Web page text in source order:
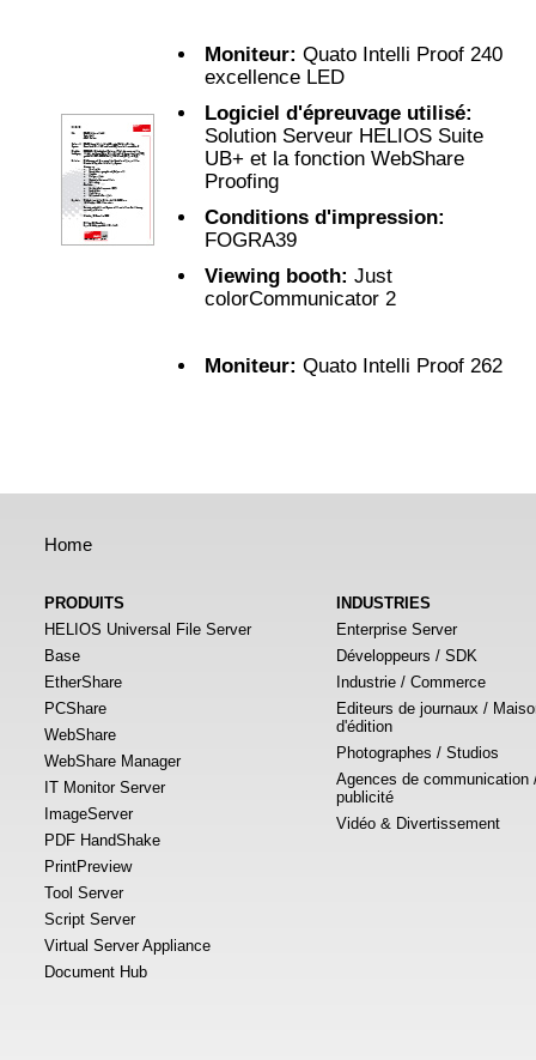
Moniteur: Quato Intelli Proof 240
excellence LED
Logiciel d'épreuvage utilisé:
Solution Serveur HELIOS Suite
UB+ et la fonction WebShare
Proofing
Conditions d'impression:
FOGRA39
Viewing booth: Just
colorCommunicator 2
Moniteur: Quato Intelli Proof 262
Home
PRODUITS
HELIOS Universal File Server
Base
EtherShare
PCShare
WebShare
WebShare Manager
IT Monitor Server
ImageServer
PDF HandShake
PrintPreview
Tool Server
Script Server
Virtual Server Appliance
Document Hub
INDUSTRIES
Enterprise Server
Développeurs / SDK
Industrie / Commerce
Editeurs de journaux /
d'édition
Photographes / Studios
Agences de communication
publicité
Vidéo & Divertissement